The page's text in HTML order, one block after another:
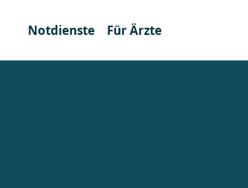
Notdienste Für Ärzte